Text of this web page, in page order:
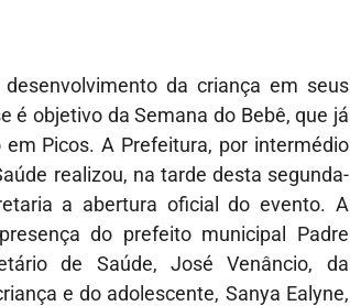
da criança em seus
é objetivo da Semana do Bebê, que já
Picos. A Prefeitura, por intermédio
realizou, na tarde desta segunda-
a abertura oficial do evento. A
do prefeito municipal Padre
de Saúde, José Venâncio, da
e do adolescente, Sanya Ealyne,